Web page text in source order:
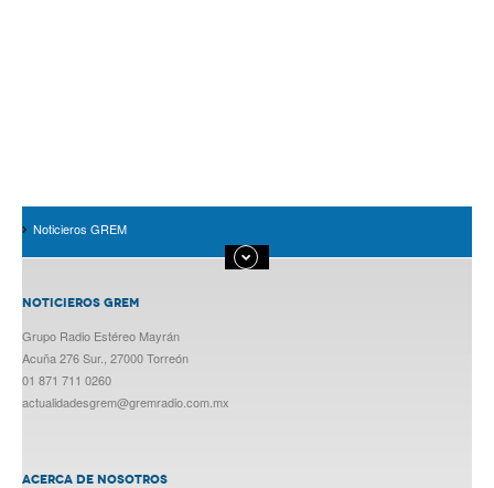
Noticieros GREM
NOTICIEROS GREM
Grupo Radio Estéreo Mayrán
Acuña 276 Sur., 27000 Torreón
01 871 711 0260
actualidadesgrem@gremradio.com.mx
ACERCA DE NOSOTROS